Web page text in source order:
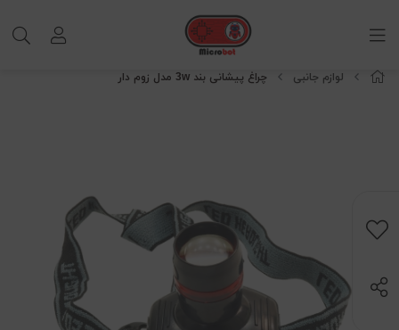
لوازم جانبی چراغ پیشانی بند 3w مدل زوم دار